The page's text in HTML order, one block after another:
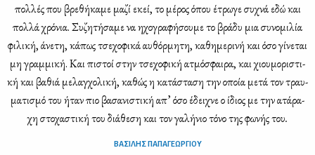
πολ­λές που βρε­θή­κα­με μα­ζί εκεί, το μέ­ρος όπου έτρω­γε συ­χνά εδώ και
πολ­λά χρό­νια. Συ­ζη­τή­σα­με να ηχο­γρα­φή­σου­με το βρά­δυ μια συ­νο­μι­λία
φι­λι­κή, άνε­τη, κά­πως τσε­χο­φι­κά αυ­θόρ­μη­τη, κα­θη­με­ρι­νή και όσο γί­νε­ται
μη γραμ­μι­κή. Και πι­στοί στην τσε­χο­φι­κή ατμό­σφαι­ρα, και χιου­μο­ρι­στι­
κή και βα­θιά με­λαγ­χο­λι­κή, κα­θώς η κα­τά­στα­ση την οποία με­τά τον τραυ­
μα­τι­σμό του ήταν πιο βα­σα­νι­στι­κή απ’ όσο έδει­χνε ο ίδιος με την ατά­ρα­
χη στο­χα­στι­κή τουδιά­θε­ση και τον γα­λή­νιο τό­νο της φω­νής του.
ΒΑΣΙΛΗΣ ΠΑΠΑΓΕΩΡΓΙΟΥ